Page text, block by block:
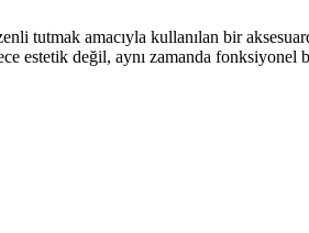
tutmak amacıyla kullanılan bir
estetik değil, aynı zamanda